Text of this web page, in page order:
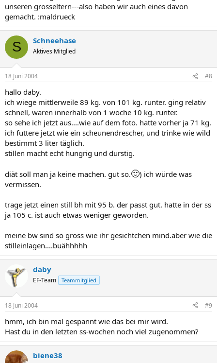
unseren grosseltern---also haben wir auch eines davon
gemacht. :maldrueck
S Schneehase
Aktives Mitglied
18 Juni 2004 #8
hallo daby.
ich wiege mittlerweile 89 kg. von 101 kg. runter. ging relativ
schnell, waren innerhalb von 1 woche 10 kg. runter.
so sehe ich jetzt aus....wie auf dem foto. hatte vorher ja 71 kg.
ich futtere jetzt wie ein scheunendrescher, und trinke wie wild
bestimmt 3 liter täglich.
stillen macht echt hungrig und durstig.
diät soll man ja keine machen. gut so.🙂) ich würde was
vermissen.
trage jetzt einen still bh mit 95 b. der passt gut. hatte in der ss
ja 105 c. ist auch etwas weniger geworden.
meine bw sind so gross wie ihr gesichtchen mind.aber wie die
stilleinlagen....buähhhhh
daby
EF-Team Teammitglied
18 Juni 2004 #9
hmm, ich bin mal gespannt wie das bei mir wird.
Hast du in den letzten ss-wochen noch viel zugenommen?
biene38